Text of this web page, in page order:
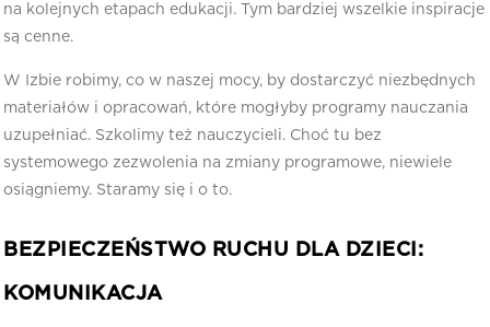
na kolejnych etapach edukacji. Tym bardziej wszelkie inspiracje
są cenne.
W Izbie robimy, co w naszej mocy, by dostarczyć niezbędnych
materiałów i opracowań, które mogłyby programy nauczania
uzupełniać. Szkolimy też nauczycieli. Choć tu bez
systemowego zezwolenia na zmiany programowe, niewiele
osiągniemy. Staramy się i o to.
BEZPIECZEŃSTWO RUCHU DLA DZIECI:
KOMUNIKACJA